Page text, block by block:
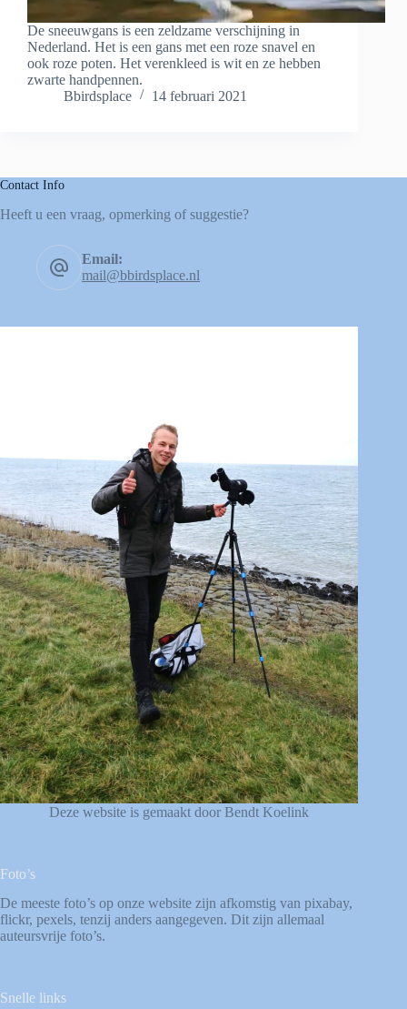
De sneeuwgans is een zeldzame verschijning in
Nederland. Het is een gans met een roze snavel en
ook roze poten. Het verenkleed is wit en ze hebben
zwarte handpennen.
Bbirdsplace
14 februari 2021
Contact Info
Heeft u een vraag, opmerking of suggestie?
Email:
mail@bbirdsplace.nl
Deze website is gemaakt door Bendt Koelink
Foto’s
De meeste foto’s op onze website zijn afkomstig van pixabay,
flickr, pexels, tenzij anders aangegeven. Dit zijn allemaal
auteursvrije foto’s.
Snelle links